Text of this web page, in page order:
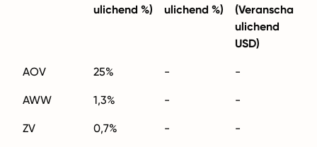
ulichend %)
ulichend %)
(Veranscha
ulichend
USD)
AOV 25% - -
AWW 1,3% - -
ZV 0,7% - -